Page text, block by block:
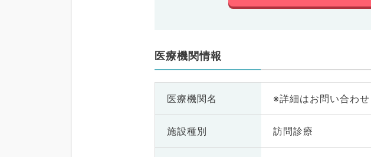
医療機関情報
医療機関名 ※詳細はお問い合わ
施設種別 訪問診療